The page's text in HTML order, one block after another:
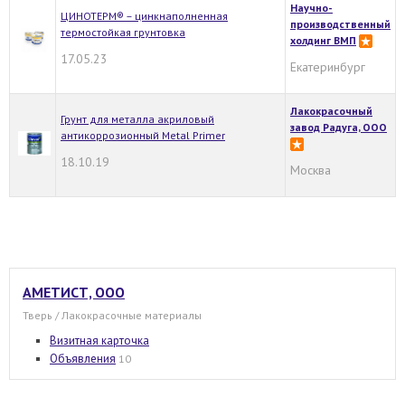
ЦИНОТЕРМ® – цинкнаполненная
термостойкая грунтовка
17.05.23
Научно-
производственный
холдинг ВМП
Екатеринбург
Грунт для металла акриловый
антикоррозионный Metal Primer
18.10.19
Лакокрасочный
завод Радуга, ООО
Москва
АМЕТИСТ, ООО
Тверь / Лакокрасочные материалы
Визитная карточка
Объявления 10